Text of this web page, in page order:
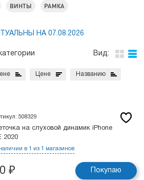
ВИНТЫ РАМКА
НА 07.08.2026
Вид:
Цене Названию
508329
на слуховой динамик iPhone
2020
в 1 из 1 магазинов
₽ Покупаю